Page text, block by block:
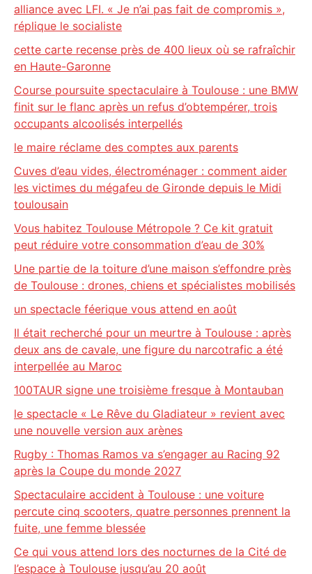
alliance avec LFI. « Je n’ai pas fait de compromis »,
réplique le socialiste
cette carte recense près de 400 lieux où se rafraîchir
en Haute-Garonne
Course poursuite spectaculaire à Toulouse : une BMW
finit sur le flanc après un refus d’obtempérer, trois
occupants alcoolisés interpellés
le maire réclame des comptes aux parents
Cuves d’eau vides, électroménager : comment aider
les victimes du mégafeu de Gironde depuis le Midi
toulousain
Vous habitez Toulouse Métropole ? Ce kit gratuit
peut réduire votre consommation d’eau de 30%
Une partie de la toiture d’une maison s’effondre près
de Toulouse : drones, chiens et spécialistes mobilisés
un spectacle féerique vous attend en août
Il était recherché pour un meurtre à Toulouse : après
deux ans de cavale, une figure du narcotrafic a été
interpellée au Maroc
100TAUR signe une troisième fresque à Montauban
le spectacle « Le Rêve du Gladiateur » revient avec
une nouvelle version aux arènes
Rugby : Thomas Ramos va s’engager au Racing 92
après la Coupe du monde 2027
Spectaculaire accident à Toulouse : une voiture
percute cinq scooters, quatre personnes prennent la
fuite, une femme blessée
Ce qui vous attend lors des nocturnes de la Cité de
l’espace à Toulouse jusqu’au 20 août